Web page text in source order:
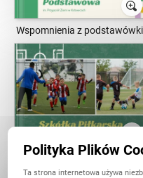
Wspomnienia z podstawówki
Szkółka piłkarska
Polityka Plików
Ta strona internetowa używa